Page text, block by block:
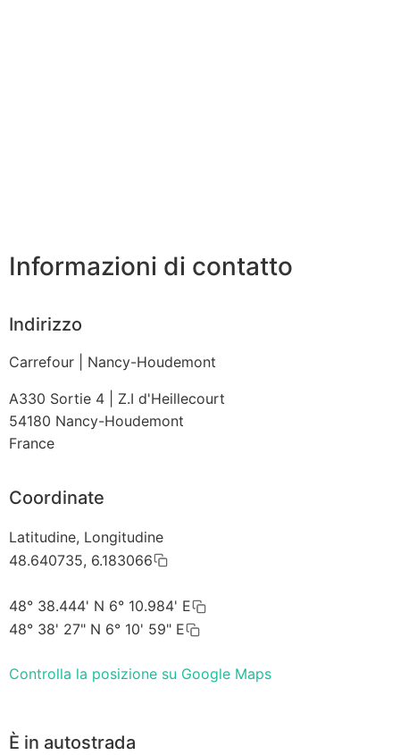
Informazioni di contatto
Indirizzo
Carrefour | Nancy-Houdemont
A330 Sortie 4 | Z.I d'Heillecourt
54180 Nancy-Houdemont
France
Coordinate
Latitudine, Longitudine
48.640735, 6.183066
48° 38.444' N 6° 10.984' E
48° 38' 27" N 6° 10' 59" E
Controlla la posizione su Google Maps
È in autostrada